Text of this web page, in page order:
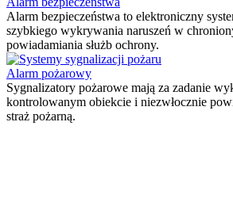
Alarm bezpieczeństwa to elektroniczny
szybkiego wykrywania naruszeń w
powiadamiania służb ochrony.
Alarm pożarowy
Sygnalizatory pożarowe mają za zadanie
kontrolowanym obiekcie i niezwłocznie
straż pożarną.